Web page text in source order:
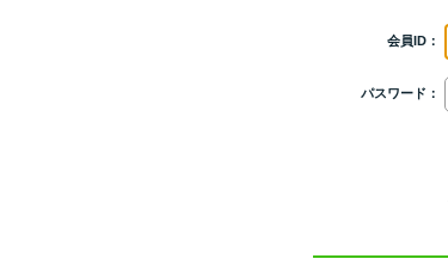
会員ID：
パスワード：